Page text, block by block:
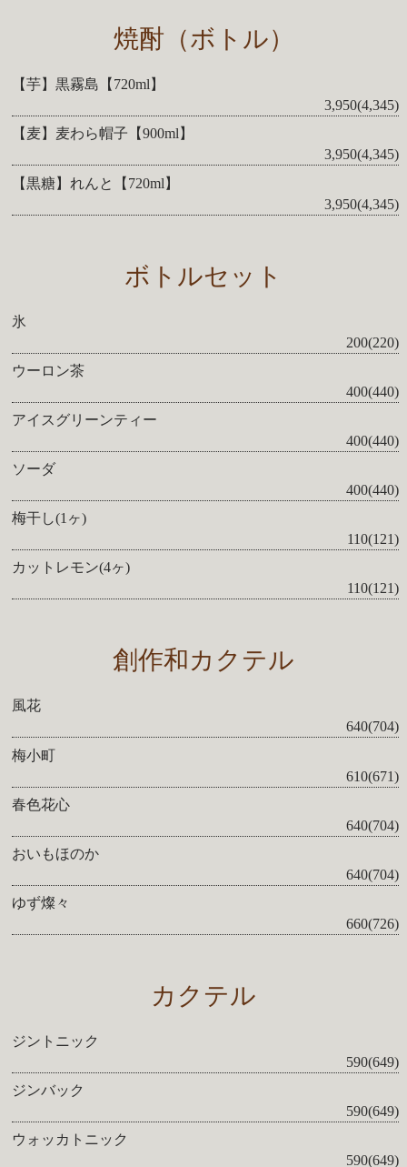
焼酎（ボトル）
【芋】黒霧島【720ml】
3,950(4,345)
【麦】麦わら帽子【900ml】
3,950(4,345)
【黒糖】れんと【720ml】
3,950(4,345)
ボトルセット
氷
200(220)
ウーロン茶
400(440)
アイスグリーンティー
400(440)
ソーダ
400(440)
梅干し(1ヶ)
110(121)
カットレモン(4ヶ)
110(121)
創作和カクテル
風花
640(704)
梅小町
610(671)
春色花心
640(704)
おいもほのか
640(704)
ゆず燦々
660(726)
カクテル
ジントニック
590(649)
ジンバック
590(649)
ウォッカトニック
590(649)